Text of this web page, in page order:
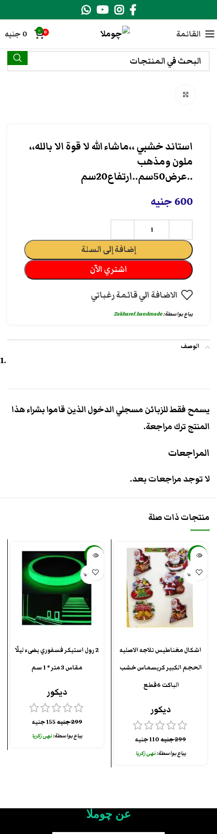
القائمة 0
0
0 جنيه
استاند خشبي ،،ماشاء الله لا قوة الا بالله،،
ملون ومذهب
..عرض50سم..ارتفاع20سم
600جنيه
إضافة إلى السلة
اشتري الآن
الاضافة الي قائمة رغباتي
يباع بواسطة:Zakharef.handmade
الوصف
المراجعات
لا توجد مراجعات بعد.
يسمح فقط للزبائن مسجلي الدخول الذين قاموا بشراء هذا
المنتج ترك مراجعة.
منتجات ذات صلة
-63%
بيعت كلها
اشكال مغناطيس تلاجه الاصليه
الحجم الكبير كريسماس خشب
الباكت 6قطع
ديكور
299جنيه 110جنيه
يباع بواسطة:نهى زكريا
-48%
بيعت كلها
2 رول استيكر فسفوري يضىء ليلًا
مقاس 3 متر * 1 سم
ديكور
299جنيه155جنيه
يباع بواسطة:نهى زكريا
عن چوملا